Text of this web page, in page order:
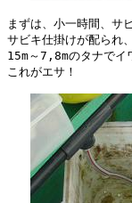
まずは、小一時間、サ
サビキ仕掛けが配られ
15m～7,8mのタナでイ
これがエサ！